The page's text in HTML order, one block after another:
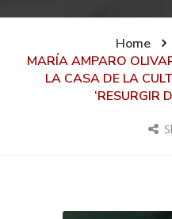
Home
MARÍA AMPARO
LA CASA DE LA
‘RESURGIR